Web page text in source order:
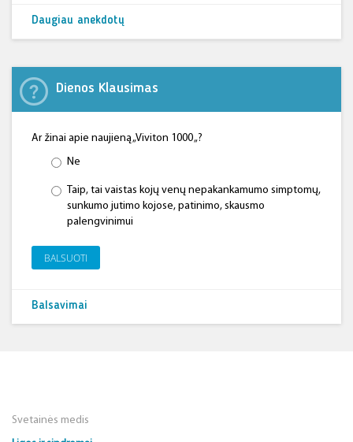
Daugiau anekdotų
Dienos Klausimas
Ar žinai apie naujieną „Viviton 1000 „?
Ne
Taip, tai vaistas kojų venų nepakankamumo simptomų,
sunkumo jutimo kojose, patinimo, skausmo
palengvinimui
BALSUOTI
Balsavimai
Svetainės medis